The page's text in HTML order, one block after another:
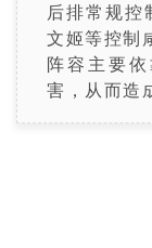
后排常规控
文姬等控制
阵容主要
害，从而造